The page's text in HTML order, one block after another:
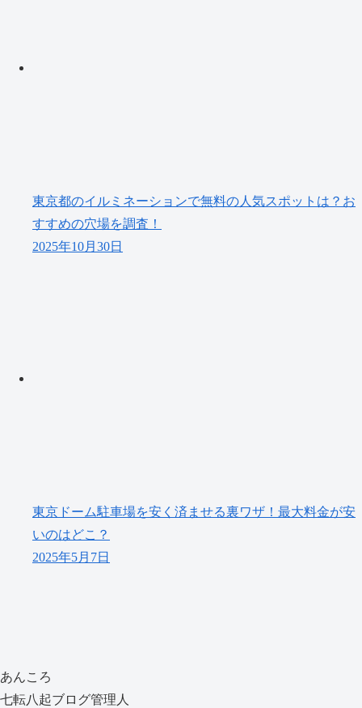
東京都のイルミネーションで無料の人気スポットは？お
すすめの穴場を調査！
2025年10月30日
東京ドーム駐車場を安く済ませる裏ワザ！最大料金が安
いのはどこ？
2025年5月7日
あんころ
七転八起ブログ管理人